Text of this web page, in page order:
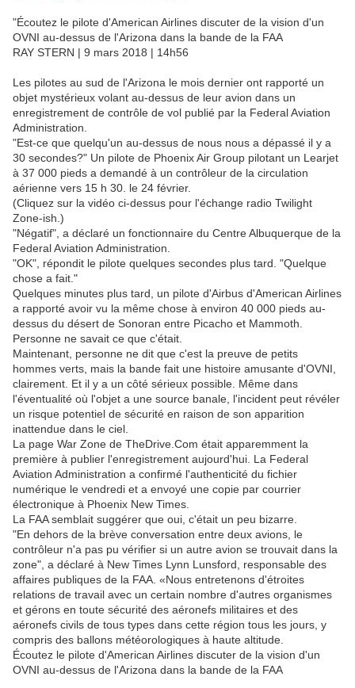
"Écoutez le pilote d'American Airlines discuter de la vision d'un
OVNI au-dessus de l'Arizona dans la bande de la FAA
RAY STERN | 9 mars 2018 | 14h56
Les pilotes au sud de l'Arizona le mois dernier ont rapporté un
objet mystérieux volant au-dessus de leur avion dans un
enregistrement de contrôle de vol publié par la Federal Aviation
Administration.
"Est-ce que quelqu'un au-dessus de nous nous a dépassé il y a
30 secondes?" Un pilote de Phoenix Air Group pilotant un Learjet
à 37 000 pieds a demandé à un contrôleur de la circulation
aérienne vers 15 h 30. le 24 février.
(Cliquez sur la vidéo ci-dessus pour l'échange radio Twilight
Zone-ish.)
"Négatif", a déclaré un fonctionnaire du Centre Albuquerque de la
Federal Aviation Administration.
"OK", répondit le pilote quelques secondes plus tard. "Quelque
chose a fait."
Quelques minutes plus tard, un pilote d'Airbus d'American Airlines
a rapporté avoir vu la même chose à environ 40 000 pieds au-
dessus du désert de Sonoran entre Picacho et Mammoth.
Personne ne savait ce que c'était.
Maintenant, personne ne dit que c'est la preuve de petits
hommes verts, mais la bande fait une histoire amusante d'OVNI,
clairement. Et il y a un côté sérieux possible. Même dans
l'éventualité où l'objet a une source banale, l'incident peut révéler
un risque potentiel de sécurité en raison de son apparition
inattendue dans le ciel.
La page War Zone de TheDrive.Com était apparemment la
première à publier l'enregistrement aujourd'hui. La Federal
Aviation Administration a confirmé l'authenticité du fichier
numérique le vendredi et a envoyé une copie par courrier
électronique à Phoenix New Times.
La FAA semblait suggérer que oui, c'était un peu bizarre.
"En dehors de la brève conversation entre deux avions, le
contrôleur n'a pas pu vérifier si un autre avion se trouvait dans la
zone", a déclaré à New Times Lynn Lunsford, responsable des
affaires publiques de la FAA. «Nous entretenons d'étroites
relations de travail avec un certain nombre d'autres organismes
et gérons en toute sécurité des aéronefs militaires et des
aéronefs civils de tous types dans cette région tous les jours, y
compris des ballons météorologiques à haute altitude.
Écoutez le pilote d'American Airlines discuter de la vision d'un
OVNI au-dessus de l'Arizona dans la bande de la FAA